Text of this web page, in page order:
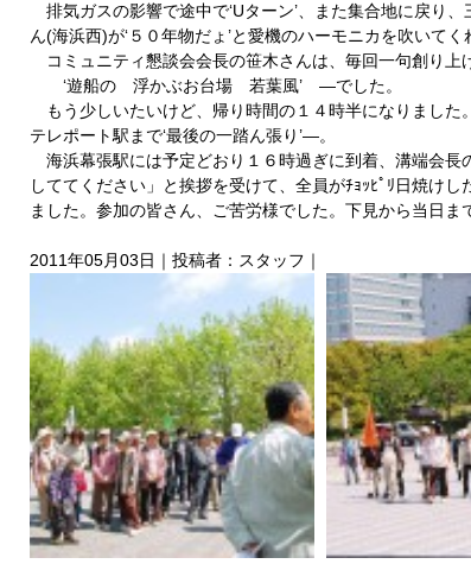
排気ガスの影響で途中で‘Uターン’、また集合地に戻り
ん(海浜西)が‘５０年物だょ’と愛機のハーモニカを吹いてく
コミュニティ懇談会会長の笹木さんは、毎回一句創り上
‘遊船の　浮かぶお台場　若葉風’　―でした。
もう少しいたいけど、帰り時間の１４時半になりました
テレポート駅まで‘最後の一踏ん張り’―。
海浜幕張駅には予定どおり１６時過ぎに到着、溝端会長
しててください」と挨拶を受けて、全員がﾁｮｯﾋﾟﾘ日焼け
ました。参加の皆さん、ご苦労様でした。下見から当日
2011年05月03日｜投稿者：スタッフ｜